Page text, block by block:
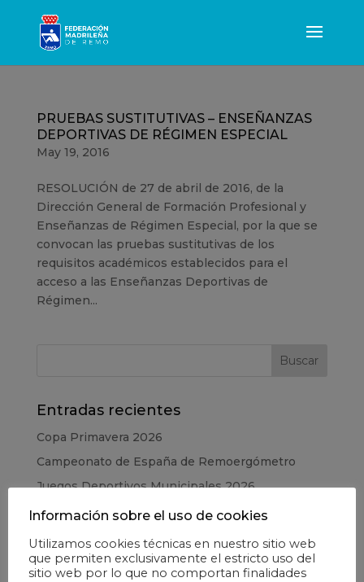
PRUEBAS SUSTITUTIVAS – ENSEÑANZAS
DEPORTIVAS DE RÉGIMEN ESPECIAL
May 19, 2016
RESOLUCIÓN de 27 de abril de 2016, de la
Dirección General de Formación Profesional y
Enseñanzas de Régimen Especial, por la que se
convocan las pruebas sustitutivas de los
requisitos académicos establecidos para el
acceso a las Enseñanzas Deportivas de
Régimen...
Entradas recientes
Copa Primavera 2026
Campeonato de España de Remoergómetro
Juegos Deportivos Municipales 2026
CESA – Campeonato de España en Edad Escolar
Categorías
Información sobre el uso de cookies
Utilizamos cookies técnicas en nuestro sitio web
que permiten exclusivamente el estricto uso del
sitio web por lo que no comportan finalidades